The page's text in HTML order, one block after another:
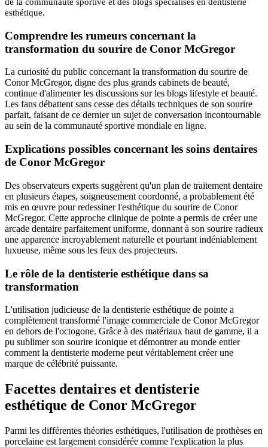
esthétique.
Comprendre les rumeurs concernant la
transformation du sourire de Conor McGregor
La curiosité du public concernant la transformation du sourire de
Conor McGregor, digne des plus grands cabinets de beauté,
continue d'alimenter les discussions sur les blogs lifestyle et beauté.
Les fans débattent sans cesse des détails techniques de son sourire
parfait, faisant de ce dernier un sujet de conversation incontournable
au sein de la communauté sportive mondiale en ligne.
Explications possibles concernant les soins dentaires
de Conor McGregor
Des observateurs experts suggèrent qu'un plan de traitement dentaire
en plusieurs étapes, soigneusement coordonné, a probablement été
mis en œuvre pour redessiner l'esthétique du sourire de Conor
McGregor. Cette approche clinique de pointe a permis de créer une
arcade dentaire parfaitement uniforme, donnant à son sourire radieux
une apparence incroyablement naturelle et pourtant indéniablement
luxueuse, même sous les feux des projecteurs.
Le rôle de la dentisterie esthétique dans sa
transformation
L'utilisation judicieuse de la dentisterie esthétique de pointe a
complètement transformé l'image commerciale de Conor McGregor
en dehors de l'octogone. Grâce à des matériaux haut de gamme, il a
pu sublimer son sourire iconique et démontrer au monde entier
comment la dentisterie moderne peut véritablement créer une
marque de célébrité puissante.
Facettes dentaires et dentisterie
esthétique de Conor McGregor
Parmi les différentes théories esthétiques, l'utilisation de prothèses en
porcelaine est largement considérée comme l'explication la plus